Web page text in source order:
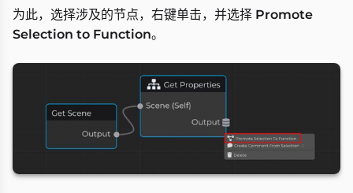
为此，选择涉及的节点，右键单击，并选择 Promote
Selection to Function。